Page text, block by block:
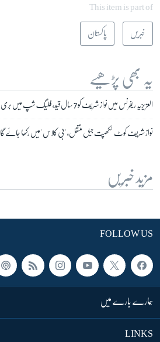
This item is part of
خبریں پاکستان
یہ بھی پڑھیے
العزیزیہ ریفرنس میں نواز شریف کو 7 سال قید، فلیگ شپ میں بری
نواز شریف کوٹ لکھپت جیل منتقل، 'بی کلاس' میں رکھا جائے گا
مزید خبریں
FOLLOW US
ہمارے بارے میں
LINKS